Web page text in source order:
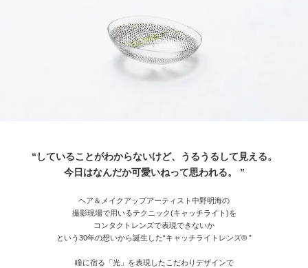
“していることがわからないけど、うるうるして見える。
今日はなんだか可愛いねって思われる。 ”
ヘア＆メイクアップアーティスト中野明海の
撮影現場で用いるテクニック(キャッチライト)を
コンタクトレンズで表現できないか
という30年の想いから誕生した“キャッチライトレンズ® ”
瞳に宿る「光」を表現したこだわりデザインで